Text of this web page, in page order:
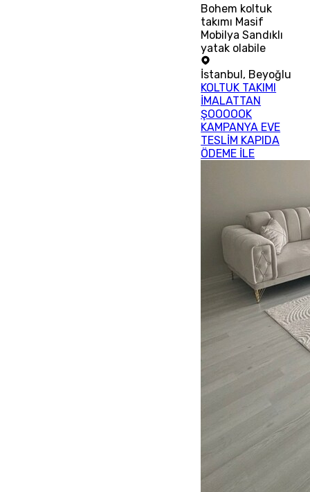
Bohem koltuk
takımı Masif
Mobilya Sandıklı
yatak olabile
İstanbul, Beyoğlu
KOLTUK TAKIMI
İMALATTAN
ŞOOOOOK
KAMPANYA EVE
TESLİM KAPIDA
ÖDEME İLE